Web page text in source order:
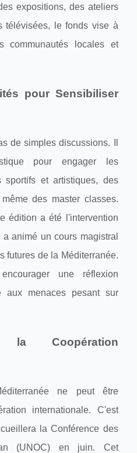
expositions, des ateliers
télévisées, le fonds vise à
communautés locales et
pour Sensibiliser
de simples discussions. Il
pour engager les
sportifs et artistiques, des
des master classes.
édition a été l'intervention
animé un cours magistral
futures de la Méditerranée.
une réflexion
aux menaces pesant sur
la Coopération
ne peut être
internationale. C'est
la Conférence des
(UNOC) en juin. Cet